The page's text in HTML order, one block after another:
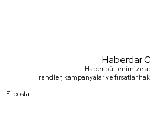
Haberdar
Haber bültenimize
Trendler, kampanyalar ve fırsatlar